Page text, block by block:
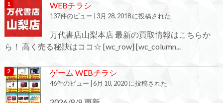
WEBチラシ
137件のビュー 3月 28, 2018 に投稿された
万代書店山梨本店 最新の買取情報はこちらか
ら！ 高く売る秘訣はココ☆ [wc_row] [wc_column...
ゲーム WEBチラシ
46件のビュー 6月 10, 2020 に投稿された